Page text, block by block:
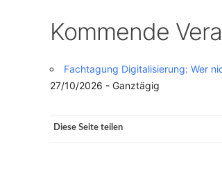
VERANSTALTUNG
VERANSTALTUNGSORTE
Kommende
Fachtagung Digitalisierung: Wer
27/10/2026 - Ganztägig
Diese Seite teilen